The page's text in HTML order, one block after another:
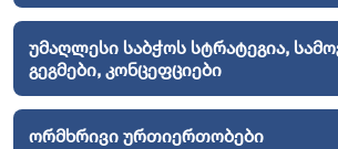
უმაღლესი საბჭოს სტრატეგია,
გეგმები, კონცეფციები
ორმხრივი ურთიერთობები